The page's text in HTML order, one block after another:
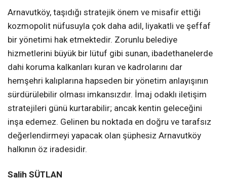
Arnavutköy, taşıdığı stratejik önem ve misafir ettiği
kozmopolit nüfusuyla çok daha adil, liyakatli ve şeffaf
bir yönetimi hak etmektedir. Zorunlu belediye
hizmetlerini büyük bir lütuf gibi sunan, ibadethanelerde
dahi koruma kalkanları kuran ve kadrolarını dar
hemşehri kalıplarına hapseden bir yönetim anlayışının
sürdürülebilir olması imkansızdır. İmaj odaklı iletişim
stratejileri günü kurtarabilir; ancak kentin geleceğini
inşa edemez. Gelinen bu noktada en doğru ve tarafsız
değerlendirmeyi yapacak olan şüphesiz Arnavutköy
halkının öz iradesidir.
Salih SÜTLAN